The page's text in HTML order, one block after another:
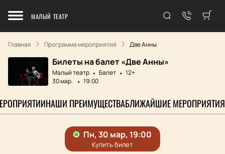
МАЛЫЙ ТЕАТР
Главная Программа мероприятий Две Анны
Билеты на балет «Две Анны»
Малый театр Балет
12+
30 мар.
19:00
НАШИ ПРЕИМУЩЕСТВАБЛИЖАЙШИЕ МЕРОПРИЯТИЯ